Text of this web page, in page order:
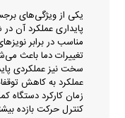
پایداری عملکرد آن
مناسب در برابر
تغییرات دما باعث
سخت نیز عملکردی
عملکرد به کاهش
زمان کارکرد
کنترل حرکت بازده